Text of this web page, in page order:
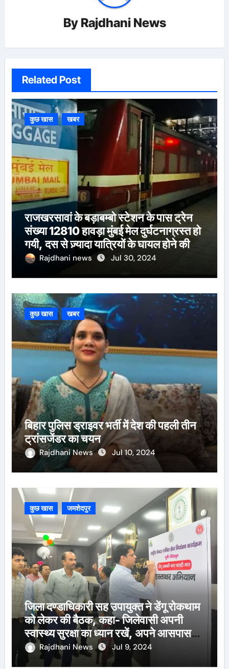
By Rajdhani News
Related Post
कुछ खास खबर
राजखरसावां के बड़ाबम्बो स्टेशन के पास ट्रेन
संख्या 12810 हावड़ा मुंबई मेल दुर्घटनाग्रस्त हो
गयी, दस से ज़्यादा यात्रियों के घायल होने की
खबर।सरायकेला के वरीय पदाधिकारी
Rajdhani news Jul 30, 2024
कुछ खास खबर
बिहार पुलिस ड्राइवर भर्ती में देश की पहली तीन
ट्रांसजेंडर का चयन
Rajdhani News Jul 10, 2024
कुछ खास जमशेदपुर
जिला दण्डाधिकारी सह उपायुक्त ने डेंगू रोकथाम
को लेकर की बैठक, कहा- जिलेवासी अपनी
स्वास्थ्य सुरक्षा का ध्यान रखें, अपने आसपास
पानी जमा न होने दें
Rajdhani News Jul 9, 2024